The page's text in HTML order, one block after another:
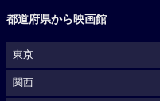
都道府県から映画館
東京
関西